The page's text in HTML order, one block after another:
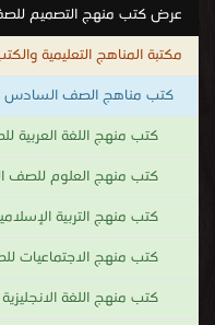
عرض كتب منهج التصميم
مكتبة المناهج التعليمية
كتب مناهج الصف السادس
كتب منهج اللغة العربية
كتب منهج العلوم للصف
كتب منهج التربية
كتب منهج الاجتماعيات
كتب منهج اللغة